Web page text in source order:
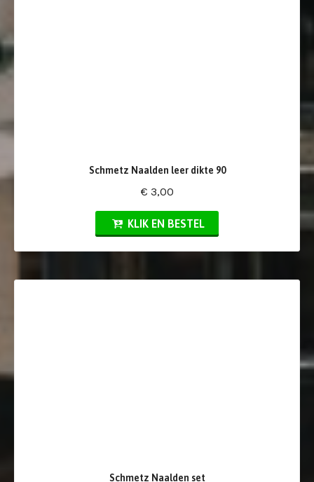
Schmetz Naalden leer dikte 90
€ 3,00
KLIK EN BESTEL
Schmetz Naalden set